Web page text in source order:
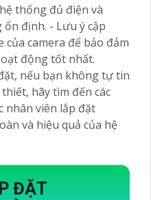
thống đủ điện và
định. - Lưu ý cập
camera để bảo đảm
động tốt nhất.
nếu bạn không tự tin
hãy tìm đến các
nhân viên lắp đặt
và hiệu quả của hệ
ĐẶT